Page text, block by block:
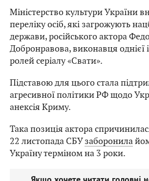
Міністерство культури України
переліку осіб, які загрожують
держави, російського актора
Добронравова, виконавця однієї
ролей серіалу «Свати».
Підставою для цього стала
агресивної політики РФ щодо
анексія Криму.
Така позиція актора
22 листопада СБУзаборонила
Україну терміном на 3 роки.